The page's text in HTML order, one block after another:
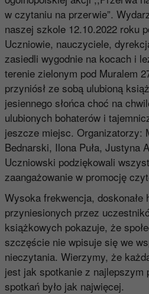
w czytaniu na przerwie”.
naszej szkole 12.10.2022 roku
Uczniowie, nauczyciele,
zasiedli wygodnie na kocach i
terenie zielonym pod Muralem
przyniósł ze sobą ulubioną
jesiennego słońca choć na
ulubionych bohaterów i
jeszcze miejsc. Organizatorzy:
Bednarski, Ilona Puła, Justyna
Uczniowski podziękowali
zaangażowanie w promocję
Wysoka frekwencja, doskonałe
przyniesionych przez
książkowych pokazuje, że
szczęście nie wpisuje się we
nieczytania. Wierzymy, że
jest jak spotkanie z najlepszym
spotkań było jak najwięcej.